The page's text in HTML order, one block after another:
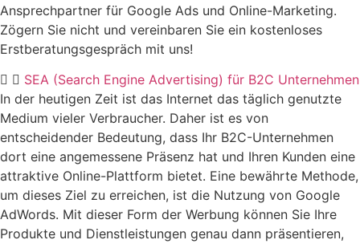
Ansprechpartner für Google Ads und Online-Marketing.
Zögern Sie nicht und vereinbaren Sie ein kostenloses
Erstberatungsgespräch mit uns!
SEA (Search Engine Advertising) für B2C Unternehmen
In der heutigen Zeit ist das Internet das täglich genutzte
Medium vieler Verbraucher. Daher ist es von
entscheidender Bedeutung, dass Ihr B2C-Unternehmen
dort eine angemessene Präsenz hat und Ihren Kunden eine
attraktive Online-Plattform bietet. Eine bewährte Methode,
um dieses Ziel zu erreichen, ist die Nutzung von Google
AdWords. Mit dieser Form der Werbung können Sie Ihre
Produkte und Dienstleistungen genau dann präsentieren,